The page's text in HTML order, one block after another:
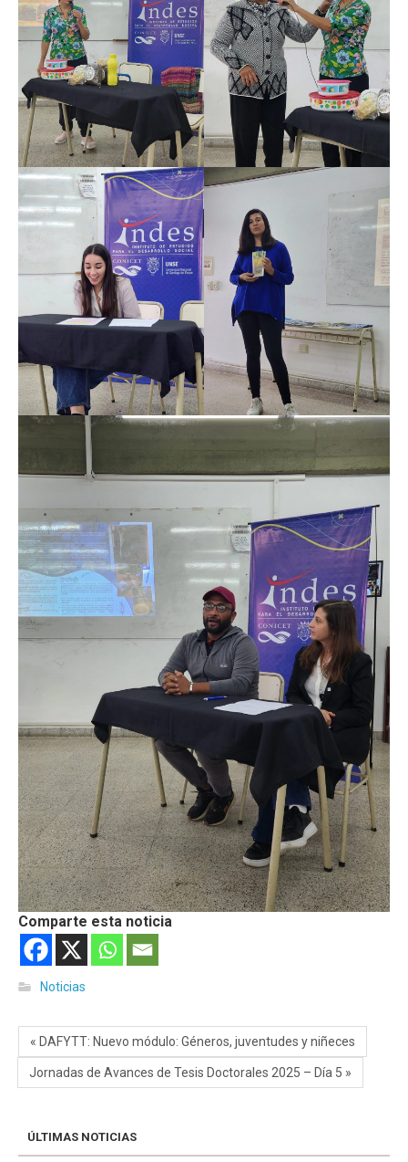
Comparte esta noticia
Noticias
« DAFYTT: Nuevo módulo: Géneros, juventudes y niñeces
Jornadas de Avances de Tesis Doctorales 2025 – Día 5 »
ÚLTIMAS NOTICIAS